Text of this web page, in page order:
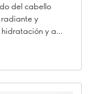
del cabello
y
y a